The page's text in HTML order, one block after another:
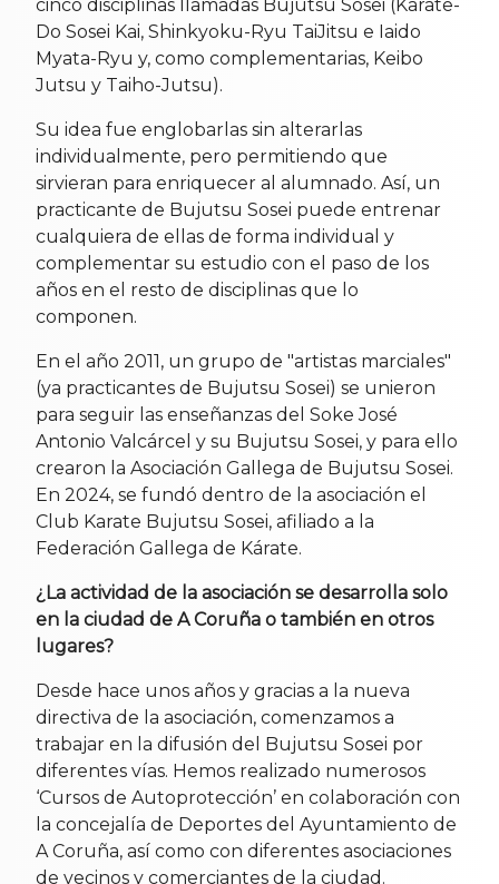
cinco disciplinas llamadas Bujutsu Sosei (Karate-
Do Sosei Kai, Shinkyoku-Ryu TaiJitsu e Iaido
Myata-Ryu y, como complementarias, Keibo
Jutsu y Taiho-Jutsu).
Su idea fue englobarlas sin alterarlas
individualmente, pero permitiendo que
sirvieran para enriquecer al alumnado. Así, un
practicante de Bujutsu Sosei puede entrenar
cualquiera de ellas de forma individual y
complementar su estudio con el paso de los
años en el resto de disciplinas que lo
componen.
En el año 2011, un grupo de "artistas marciales"
(ya practicantes de Bujutsu Sosei) se unieron
para seguir las enseñanzas del Soke José
Antonio Valcárcel y su Bujutsu Sosei, y para ello
crearon la Asociación Gallega de Bujutsu Sosei.
En 2024, se fundó dentro de la asociación el
Club Karate Bujutsu Sosei, afiliado a la
Federación Gallega de Kárate.
¿La actividad de la asociación se desarrolla solo
en la ciudad de A Coruña o también en otros
lugares?
Desde hace unos años y gracias a la nueva
directiva de la asociación, comenzamos a
trabajar en la difusión del Bujutsu Sosei por
diferentes vías. Hemos realizado numerosos
‘Cursos de Autoprotección’ en colaboración con
la concejalía de Deportes del Ayuntamiento de
A Coruña, así como con diferentes asociaciones
de vecinos y comerciantes de la ciudad.